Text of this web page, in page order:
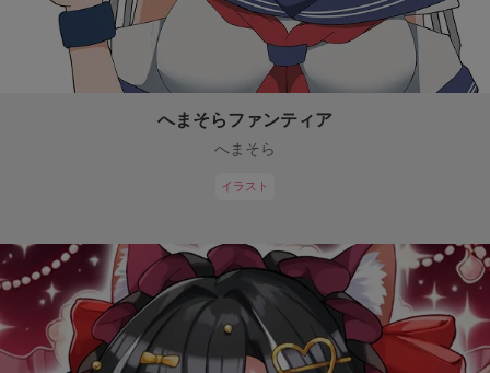
へまそらファンティア
へまそら
イラスト